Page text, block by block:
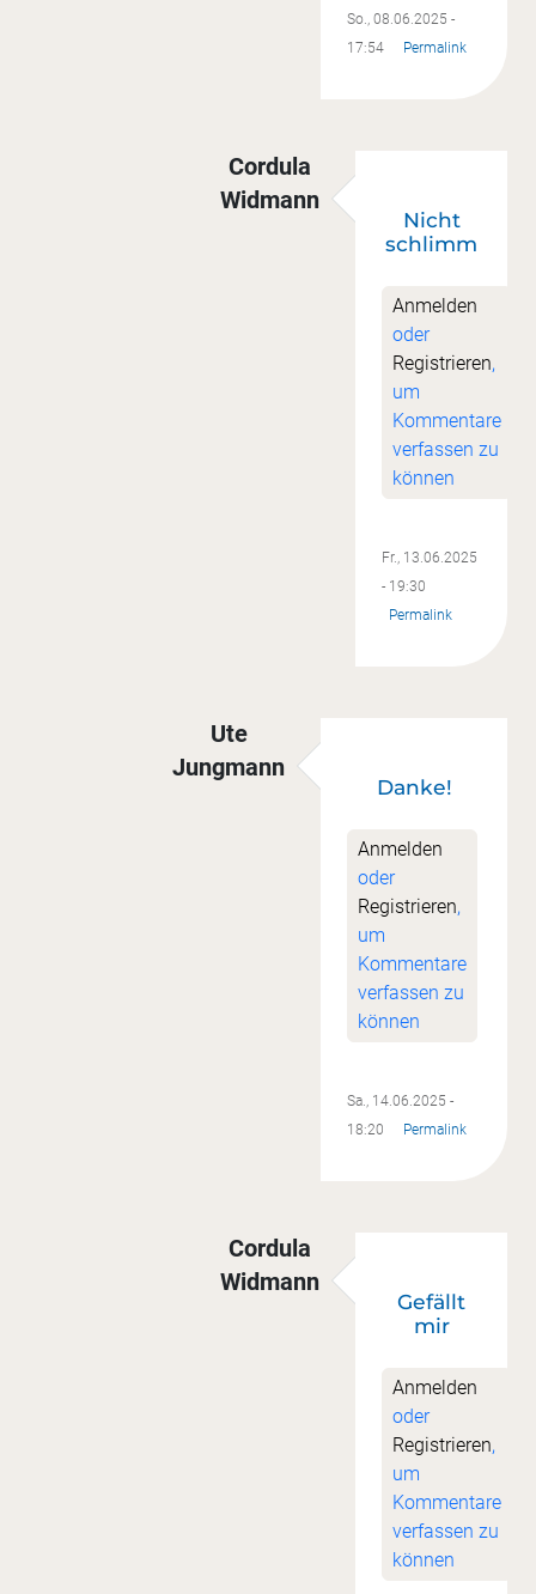
So., 08.06.2025 -
17:54
Permalink
Cordula
Widmann
Asche auf mein
Nicht
schlimm
Anmelden
oder
Registrieren,
um
Kommentare
verfassen zu
können
Fr., 13.06.2025
- 19:30
Permalink
Ute
Jungmann
Sew alongvonCordula
Danke!
Anmelden
oder
Registrieren,
um
Kommentare
verfassen zu
können
Sa., 14.06.2025 -
18:20
Permalink
Cordula
Widmann
Danke!vonUte
Gefällt
mir
Anmelden
oder
Registrieren,
um
Kommentare
verfassen zu
können